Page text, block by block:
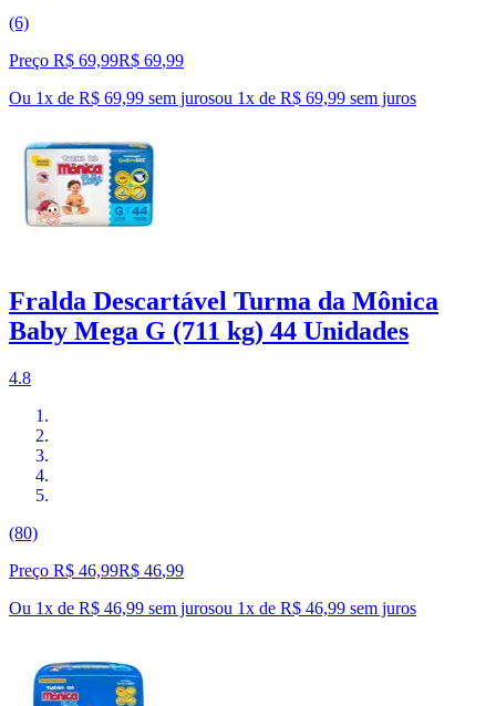
(6)
Preço R$ 69,99R$ 69,99
Ou 1x de R$ 69,99 sem jurosou 1x de R$ 69,99 sem juros
Fralda Descartável Turma da Mônica
Baby Mega G (711 kg) 44 Unidades
4.8
(80)
Preço R$ 46,99R$ 46,99
Ou 1x de R$ 46,99 sem jurosou 1x de R$ 46,99 sem juros